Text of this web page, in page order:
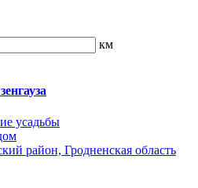
км
район, Гродненская область